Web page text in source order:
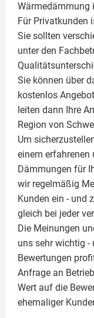
Wärmedämmung
Für Privatkunden
Sie sollten
unter den
Sie können über
kostenlos
leiten dann Ihre
Region von
Um
einem
Dämmungen für
wir regelmäßig
Kunden ein - und
gleich bei jeder
Die Meinungen
uns sehr wichtig -
Bewertungen
Anfrage an
Wert auf die
ehemaliger